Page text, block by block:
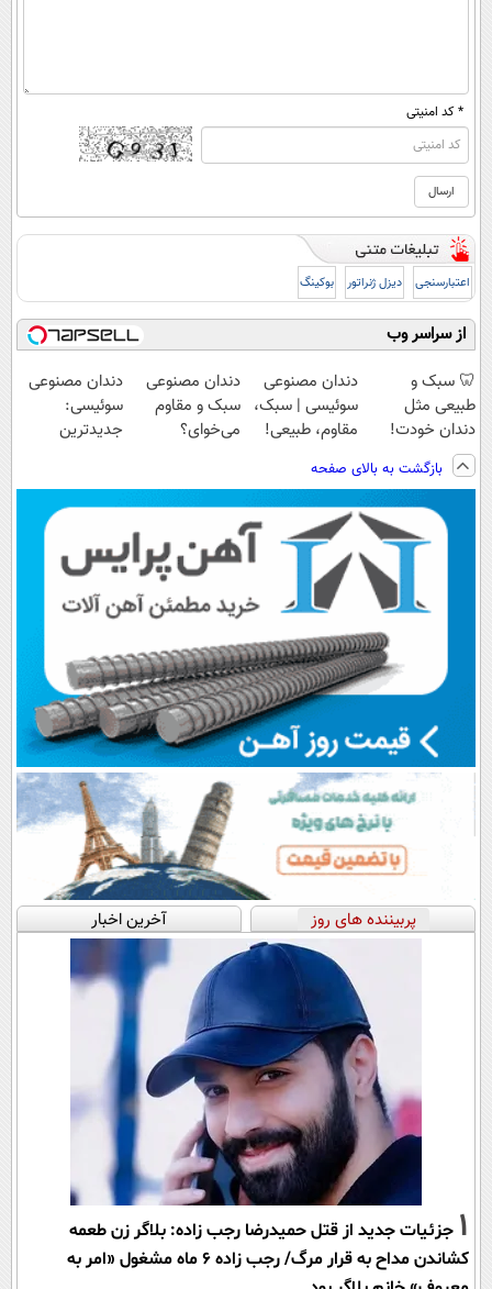
* کد امنیتی
اعتبارسنجی دیزل ژنراتور بوکینگ
از سراسر وب
🦷 سبک و
طبیعی مثل
دندان خودت!
نصب آسان و
پرداخت اقساطی
💳 📍 تهران
دندان مصنوعی
سوئیسی | سبک،
مقاوم، طبیعی!
رایگان+پرداخت
اقساطی😍
دندان مصنوعی
سبک و مقاوم
می‌خوای؟
📍تهران
دندان مصنوعی
سوئیسی:
جدیدترین
پرداخت قسطی
بازگشت به بالای صفحه
پربیننده های روز آخرین اخبار
1 جزئیات جدید از قتل حمیدرضا رجب زاده: بلاگر زن طعمه
کشاندن مداح به قرار مرگ/ رجب زاده 6 ماه مشغول «امر به